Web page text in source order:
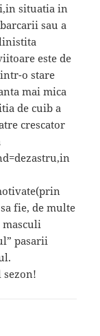
situatia in
sau a
este de
o stare
mai mica
de cuib a
crescator
fie, de multe
pasarii